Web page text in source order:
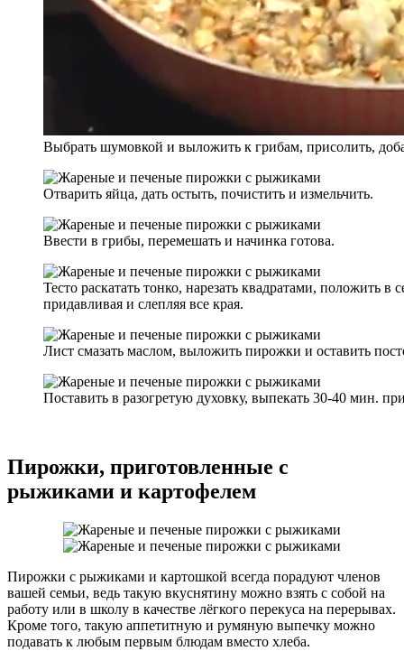
Выбрать шумовкой и выложить к грибам, присолить,
Отварить яйца, дать остыть, почистить и измельчить.
Ввести в грибы, перемешать и начинка готова.
Тесто раскатать тонко, нарезать квадратами, положить в
придавливая и слепляя все края.
Лист смазать маслом, выложить пирожки и оставить
Поставить в разогретую духовку, выпекать 30-40 мин.
Пирожки, приготовленные с
рыжиками и картофелем
Пирожки с рыжиками и картошкой всегда порадуют членов
вашей семьи, ведь такую вкуснятину можно взять с собой на
работу или в школу в качестве лёгкого перекуса на перерывах.
Кроме того, такую аппетитную и румяную выпечку можно
подавать к любым первым блюдам вместо хлеба.